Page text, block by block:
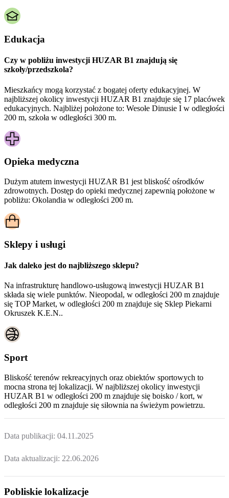
Edukacja
Czy w pobliżu inwestycji HUZAR B1 znajdują się
szkoły/przedszkola?
Mieszkańcy mogą korzystać z bogatej oferty edukacyjnej. W
najbliższej okolicy inwestycji HUZAR B1 znajduje się 17 placówek
edukacyjnych. Najbliżej położone to: Wesołe Dinusie I w odległości
200 m, szkoła w odległości 300 m.
Opieka medyczna
Dużym atutem inwestycji HUZAR B1 jest bliskość ośrodków
zdrowotnych. Dostęp do opieki medycznej zapewnią położone w
pobliżu: Okolandia w odległości 200 m.
Sklepy i usługi
Jak daleko jest do najbliższego sklepu?
Na infrastrukturę handlowo-usługową inwestycji HUZAR B1
składa się wiele punktów. Nieopodal, w odległości 200 m znajduje
się TOP Market, w odległości 200 m znajduje się Sklep Piekarni
Okruszek K.E.N..
Sport
Bliskość terenów rekreacyjnych oraz obiektów sportowych to
mocna strona tej lokalizacji. W najbliższej okolicy inwestycji
HUZAR B1 w odległości 200 m znajduje się boisko / kort, w
odległości 200 m znajduje się siłownia na świeżym powietrzu.
Data publikacji: 04.11.2025
Data aktualizacji: 22.06.2026
Pobliskie lokalizacje